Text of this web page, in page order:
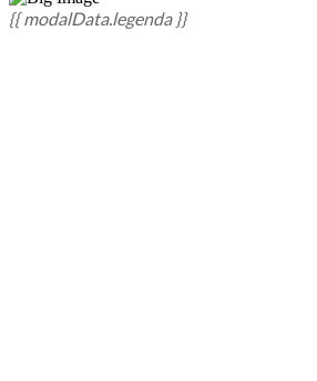
{{ modalData.legenda }}